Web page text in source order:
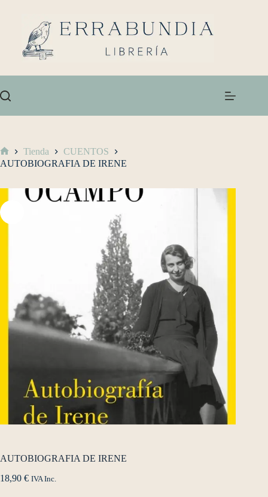
Tienda
CUENTOS
AUTOBIOGRAFIA DE IRENE
AUTOBIOGRAFIA DE IRENE
18,90 € IVA Inc.